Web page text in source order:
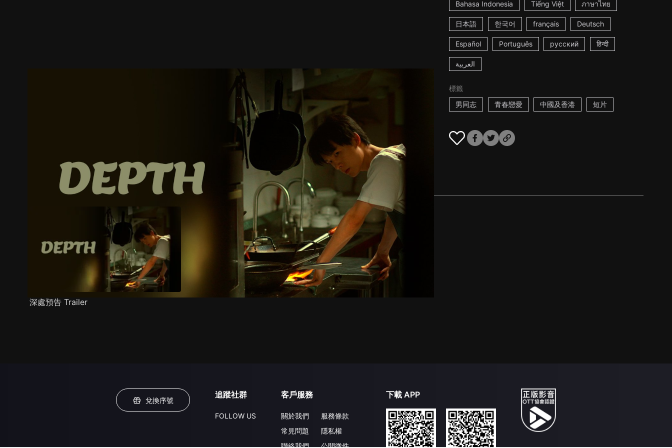
Bahasa Indonesia Tiếng Việt ภาษาไทย
日本語 한국어 français Deutsch
Español Português русский हिन्दी
العربية
標籤
男同志
青春戀愛 中國及香港 短片
劇照 推薦影片 劇情介紹
深處預告 Trailer
兌換序號
追蹤社群
FOLLOW US
客戶服務
關於我們
常見問題
聯絡我們
服務條款
隱私權
公開徵件
下載 APP